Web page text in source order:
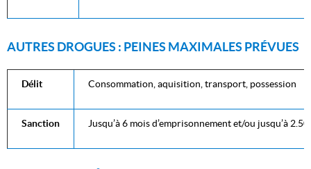
AUTRES DROGUES : PEINES MAXIMALES PRÉVUES
Délit Consommation, aquisition, transport, possession
Sanction Jusqu’à 6 mois d’emprisonnement et/ou jusqu’à